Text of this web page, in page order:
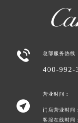
 总部服务热线
400-992-

营业时间：
门店营业时间
客服在线时间